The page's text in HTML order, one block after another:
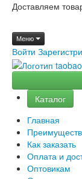
Доставляем
Меню
Войти
Каталог
Главная
Как заказать
Оплата и
Оптовикам